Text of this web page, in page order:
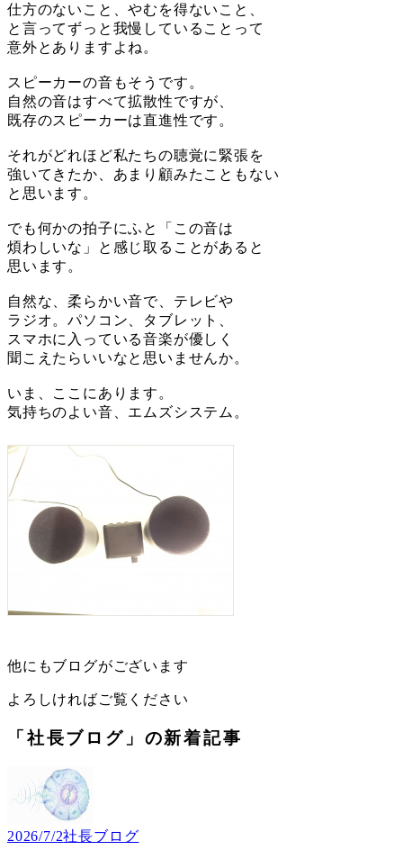
仕方のないこと、やむを得ないこと、
と言ってずっと我慢していることって
意外とありますよね。
スピーカーの音もそうです。
自然の音はすべて拡散性ですが、
既存のスピーカーは直進性です。
それがどれほど私たちの聴覚に緊張を
強いてきたか、あまり顧みたこともない
と思います。
でも何かの拍子にふと「この音は
煩わしいな」と感じ取ることがあると
思います。
自然な、柔らかい音で、テレビや
ラジオ。パソコン、タブレット、
スマホに入っている音楽が優しく
聞こえたらいいなと思いませんか。
いま、ここにあります。
気持ちのよい音、エムズシステム。
他にもブログがございます
よろしければご覧ください
「社長ブログ」の新着記事
2026/7/2社長ブログ